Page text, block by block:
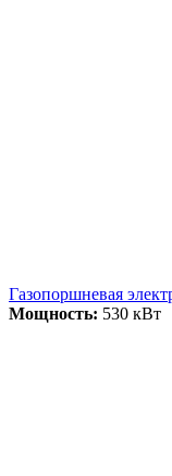
Газопоршневая
Мощность: 530 кВт